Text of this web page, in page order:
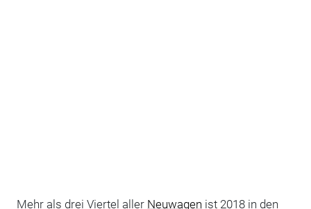
Mehr als drei Viertel aller Neuwagen ist 2018 in den